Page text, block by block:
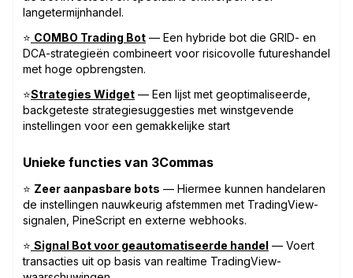
langetermijnhandel.
⭐ COMBO Trading Bot — Een hybride bot die GRID- en
DCA-strategieën combineert voor risicovolle futureshandel
met hoge opbrengsten.
⭐Strategies Widget — Een lijst met geoptimaliseerde,
backgeteste strategiesuggesties met winstgevende
instellingen voor een gemakkelijke start
Unieke functies van 3Commas
⭐ Zeer aanpasbare bots — Hiermee kunnen handelaren
de instellingen nauwkeurig afstemmen met TradingView-
signalen, PineScript en externe webhooks.
⭐ Signal Bot voor geautomatiseerde handel — Voert
transacties uit op basis van realtime TradingView-